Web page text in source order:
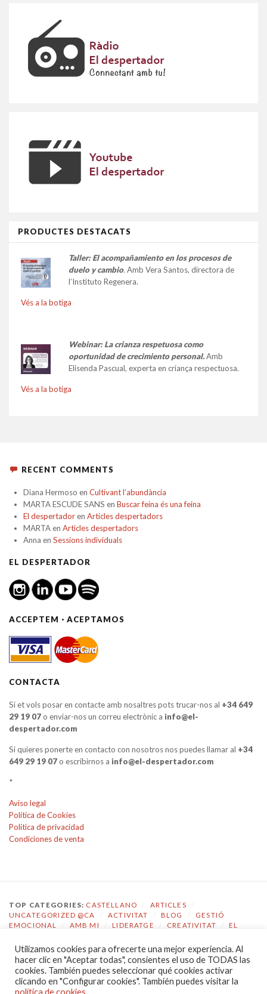
PRODUCTES DESTACATS
Taller: El acompañamiento en los procesos de
duelo y cambio. Amb Vera Santos, directora de
l’Instituto Regenera.
Vés a la botiga
Webinar: La crianza respetuosa como
oportunidad de crecimiento personal.Amb
Elisenda Pascual, experta en criança respectuosa.
Vés a la botiga
RECENT COMMENTS
Diana Hermoso en Cultivant l’abundància
MARTA ESCUDE SANS en Buscar feina és una feina
El despertadoren Articles despertadors
MARTAen Articles despertadors
Anna en Sessions individuals
EL DESPERTADOR
ACCEPTEM · ACEPTAMOS
CONTACTA
Si et vols posar en contacte amb nosaltres pots trucar-nos al +34 649
29 19 07o enviar-nos un correu electrònic a info@el-
despertador.com
Si quieres ponerte en contacto con nosotros nos puedes llamar al +34
649 29 19 07o escribirnos a info@el-despertador.com
*
Aviso legal
Política de Cookies
Política de privacidad
Condiciones de venta
TOP CATEGORIES: CASTELLANO ARTICLES
UNCATEGORIZED @CA
ACTIVITAT BLOG
GESTIÓ
EMOCIONAL
/ AMB MI / LIDERATGE / CREATIVITAT /
EL
TOP TAGS: COACHING / GESTIÓ EMOCIONAL / ECOLOGIA
EMOCIONAL / EL DESPERTADOR / CONSCIÈNCIA /
AUTOCONEIXEMENT / JOVES / COMPETÈNCIES /
COMUNICACIÓ / LIDERATGE
Utilizamos cookies para ofrecerte una mejor experiencia. Al
hacer clic en "Aceptar todas", consientes el uso de TODAS las
cookies. También puedes seleccionar qué cookies activar
clicando en "Configurar cookies". También puedes visitar la
política de cookies